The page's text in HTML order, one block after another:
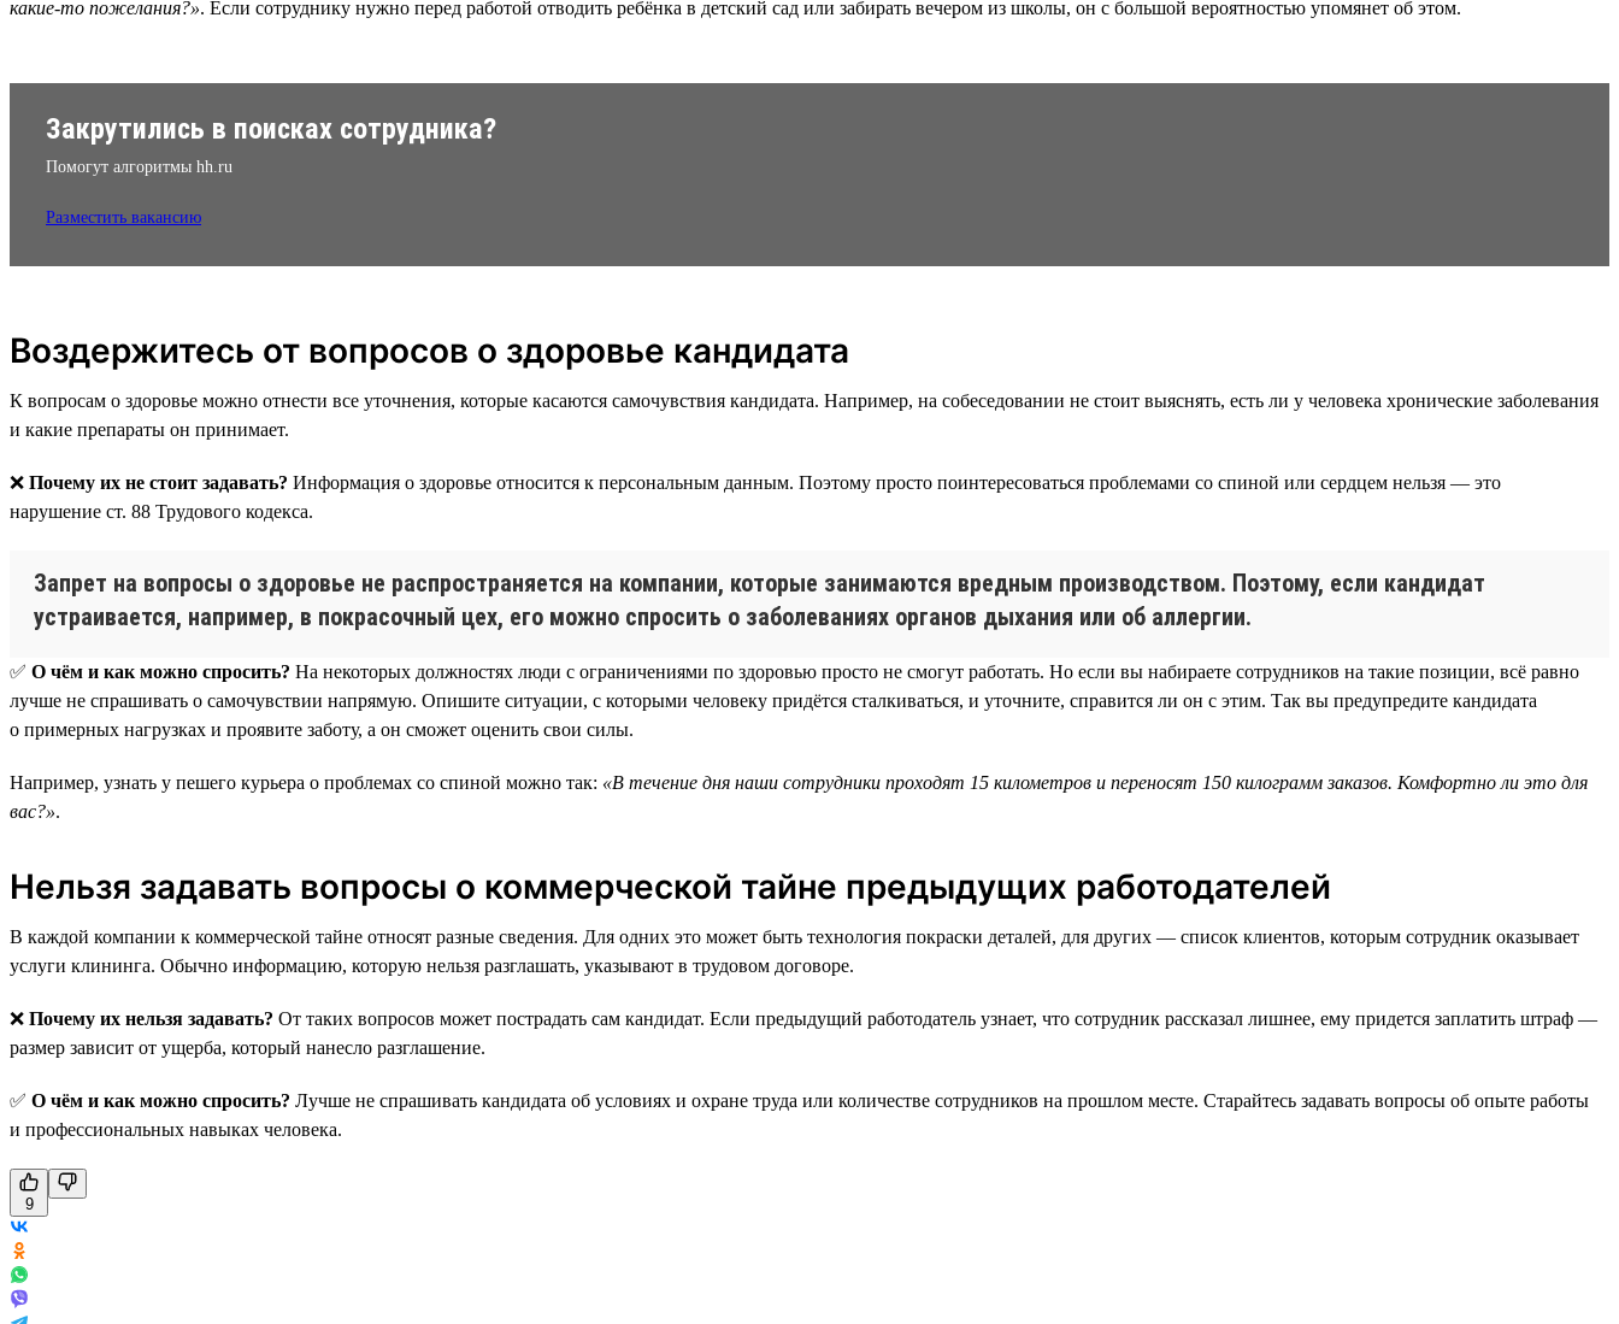
какие-то пожелания?». Если сотруднику нужно перед работой отводить ребёнка в детский сад или забирать вечером из школы, он с большой вероятностью упомянет об этом.
Закрутились в поисках сотрудника?
Помогут алгоритмы hh.ru
Разместить вакансию
Воздержитесь от вопросов о здоровье кандидата
К вопросам о здоровье можно отнести все уточнения, которые касаются самочувствия кандидата. Например, на собеседовании не стоит выяснять, есть ли у человека хронические заболевания
и какие препараты он принимает.
❌ Почему их не стоит задавать? Информация о здоровье относится к персональным данным. Поэтому просто поинтересоваться проблемами со спиной или сердцем нельзя — это
нарушение ст. 88 Трудового кодекса.
Запрет на вопросы о здоровье не распространяется на компании, которые занимаются вредным производством. Поэтому, если кандидат
устраивается, например, в покрасочный цех, его можно спросить о заболеваниях органов дыхания или об аллергии.
✅ О чём и как можно спросить? На некоторых должностях люди с ограничениями по здоровью просто не смогут работать. Но если вы набираете сотрудников на такие позиции, всё равно
лучше не спрашивать о самочувствии напрямую. Опишите ситуации, с которыми человеку придётся сталкиваться, и уточните, справится ли он с этим. Так вы предупредите кандидата
о примерных нагрузках и проявите заботу, а он сможет оценить свои силы.
Например, узнать у пешего курьера о проблемах со спиной можно так: «В течение дня наши сотрудники проходят 15 километров и переносят 150 килограмм заказов. Комфортно ли это для
вас?».
Нельзя задавать вопросы о коммерческой тайне предыдущих работодателей
В каждой компании к коммерческой тайне относят разные сведения. Для одних это может быть технология покраски деталей, для других — список клиентов, которым сотрудник оказывает
услуги клининга. Обычно информацию, которую нельзя разглашать, указывают в трудовом договоре.
❌ Почему их нельзя задавать? От таких вопросов может пострадать сам кандидат. Если предыдущий работодатель узнает, что сотрудник рассказал лишнее, ему придется заплатить штраф —
размер зависит от ущерба, который нанесло разглашение.
✅ О чём и как можно спросить? Лучше не спрашивать кандидата об условиях и охране труда или количестве сотрудников на прошлом месте. Старайтесь задавать вопросы об опыте работы
и профессиональных навыках человека.
9